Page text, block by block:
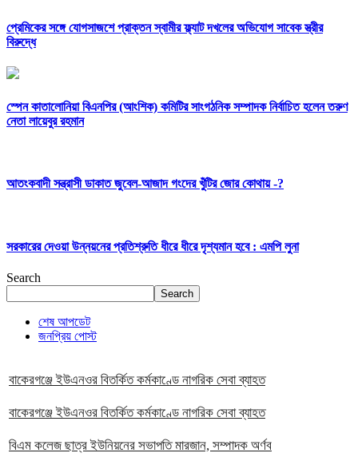
প্রেমিকের সঙ্গে যোগসাজশে প্রাক্তন স্বামীর ফ্ল্যাট দখলের অভিযোগ সাবেক স্ত্রীর
বিরুদ্ধে
স্পেন কাতালোনিয়া বিএনপির (আংশিক) কমিটির সাংগঠনিক সম্পাদক নির্বাচিত হলেন তরুণ
নেতা লায়েবুর রহমান
আতংকবাদী সন্ত্রাসী ডাকাত জুবেল-আজাদ গংদের খুঁটির জোর কোথায় -?
সরকারের দেওয়া উন্নয়নের প্রতিশ্রুতি ধীরে ধীরে দৃশ্যমান হবে : এমপি লুনা
Search
Search
শেষ আপডেট
জনপ্রিয় পোস্ট
বাকেরগঞ্জে ইউএনওর বিতর্কিত কর্মকাণ্ডে নাগরিক সেবা ব্যাহত
বাকেরগঞ্জে ইউএনওর বিতর্কিত কর্মকাণ্ডে নাগরিক সেবা ব্যাহত
বিএম কলেজ ছাত্র ইউনিয়নের সভাপতি মারজান, সম্পাদক অর্ণব